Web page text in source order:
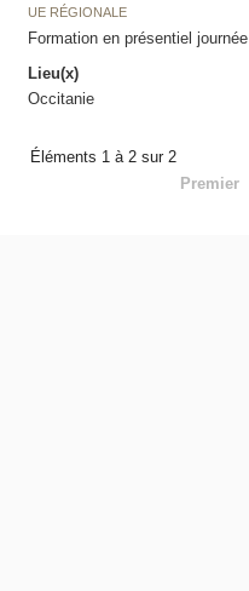
UE RÉGIONALE
Formation en présentiel journée
Lieu(x)
Occitanie
Éléments 1 à 2 sur 2
Premier